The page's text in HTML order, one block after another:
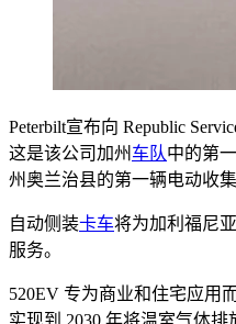
Peterbilt宣布向 Republic
这是该公司加州 车队中的第
州奥兰治县的第一辆电动收集
自动侧装卡车将为加利福尼
服务。
520EV 专为商业和住宅应用
实现到 2030 年将温室气体排